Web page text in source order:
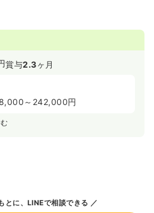
賞与2.3ヶ月
～242,000円
とに、LINEで相談できる